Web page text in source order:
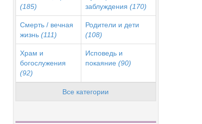
(185)
заблуждения (170)
Смерть / вечная
жизнь (111)
Родители и дети
(108)
Храм и
богослужения
(92)
Исповедь и
покаяние (90)
Все категории